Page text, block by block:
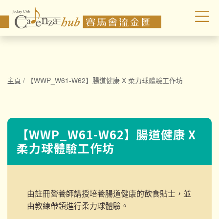
主頁 / 【WWP_W61-W62】腸道健康 X 柔力球體驗工作坊
【WWP_W61-W62】腸道健康 X
柔力球體驗工作坊
由註冊營養師講授培養腸道健康的飲食貼士，並
由教練帶領進行柔力球體驗。